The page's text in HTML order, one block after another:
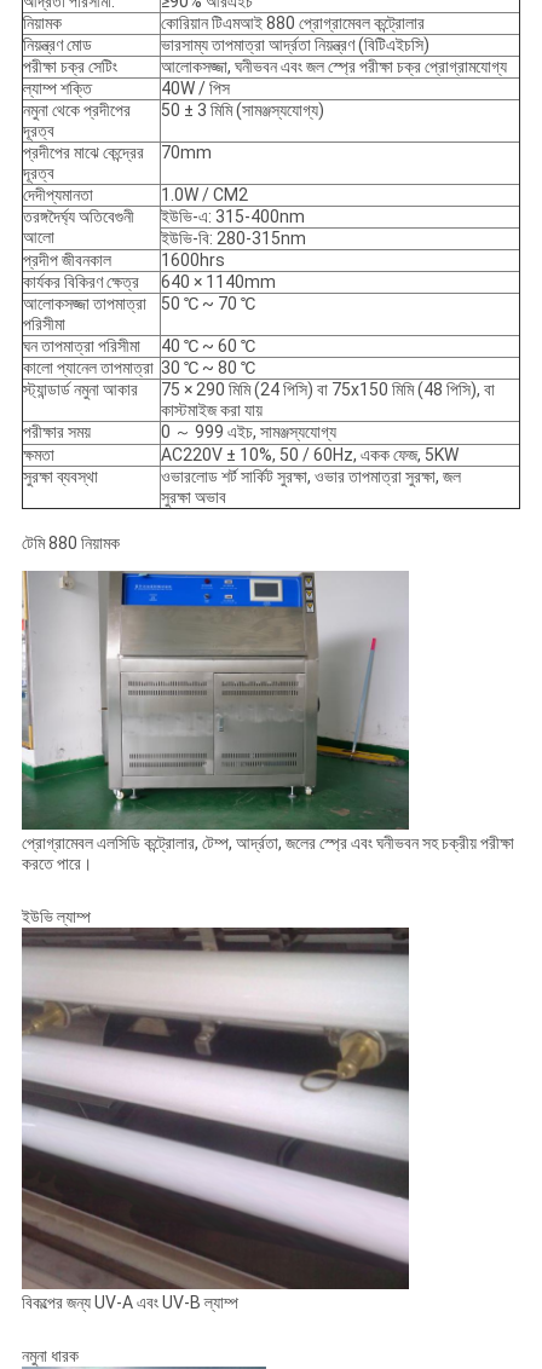
নিয়ামক
কোরিয়ান টিএমআই 880 প্রোগ্রামেবল কন্ট্রোলার
নিয়ন্ত্রণ মোড
ভারসাম্য তাপমাত্রা আর্দ্রতা নিয়ন্ত্রণ (বিটিএইচসি)
পরীক্ষা চক্র সেটিং
আলোকসজ্জা, ঘনীভবন এবং জল স্প্রে পরীক্ষা চক্র প্রোগ্রামযোগ্য
ল্যাম্প শক্তি
40W / পিস
নমুনা থেকে প্রদীপের
দূরত্ব
50 ± 3 মিমি (সামঞ্জস্যযোগ্য)
প্রদীপের মাঝে কেন্দ্রের
দূরত্ব
70mm
দেদীপ্যমানতা
1.0W / CM2
তরঙ্গদৈর্ঘ্য অতিবেগুনী
আলো
ইউভি-এ: 315-400nm
ইউভি-বি: 280-315nm
প্রদীপ জীবনকাল
1600hrs
কার্যকর বিকিরণ ক্ষেত্র
640 × 1140mm
আলোকসজ্জা তাপমাত্রা
পরিসীমা
50 ℃ ~ 70 ℃
ঘন তাপমাত্রা পরিসীমা
40 ℃ ~ 60 ℃
কালো প্যানেল তাপমাত্রা 30 ℃ ~ 80 ℃
স্ট্যান্ডার্ড নমুনা আকার
75 × 290 মিমি (24 পিসি) বা 75x150 মিমি (48 পিসি), বা
কাস্টমাইজ করা যায়
পরীক্ষার সময়
0 ～ 999 এইচ, সামঞ্জস্যযোগ্য
ক্ষমতা
AC220V ± 10%, 50 / 60Hz, একক ফেজ, 5KW
সুরক্ষা ব্যবস্থা
ওভারলোড শর্ট সার্কিট সুরক্ষা, ওভার তাপমাত্রা সুরক্ষা, জল
সুরক্ষা অভাব
টেমি 880 নিয়ামক
প্রোগ্রামেবল এলসিডি কন্ট্রোলার, টেম্প, আর্দ্রতা, জলের স্প্রে এবং ঘনীভবন সহ চক্রীয় পরীক্ষা
করতে পারে।
ইউভি ল্যাম্প
বিকল্পের জন্য UV-A এবং UV-B ল্যাম্প
নমুনা ধারক